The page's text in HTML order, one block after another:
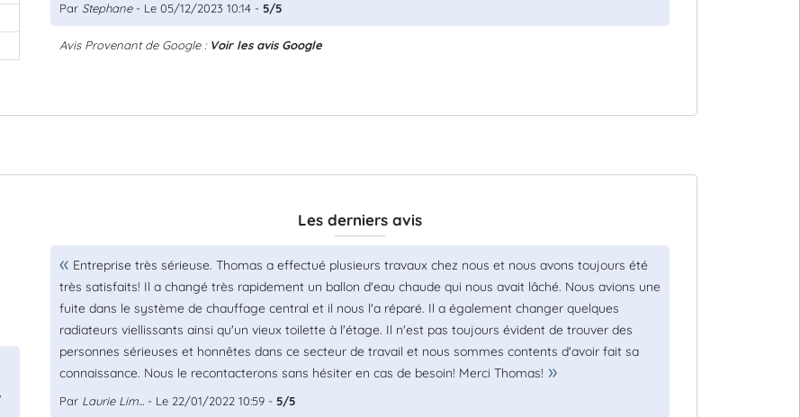
Par Stephane- Le 05/12/2023 10:14 - 5/5
Avis Provenant de Google : Voir les avis Google
Les derniers avis
Entreprise très sérieuse. Thomas a effectué plusieurs travaux chez nous et nous avons toujours été
très satisfaits! Il a changé très rapidement un ballon d'eau chaude qui nous avait lâché. Nous avions une
fuite dans le système de chauffage central et il nous l'a réparé. Il a également changer quelques
radiateurs viellissants ainsi qu'un vieux toilette à l'étage. Il n'est pas toujours évident de trouver des
personnes sérieuses et honnêtes dans ce secteur de travail et nous sommes contents d'avoir fait sa
connaissance. Nous le recontacterons sans hésiter en cas de besoin! Merci Thomas!
Par Laurie Lim... - Le 22/01/2022 10:59 - 5/5